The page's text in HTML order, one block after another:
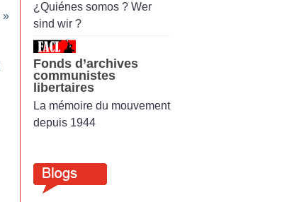
»
¿Quiénes somos ? Wer
sind wir ?
Fonds d’archives
communistes
libertaires
La mémoire du mouvement
depuis 1944